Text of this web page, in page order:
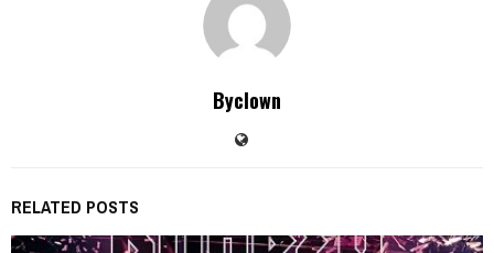
Byclown
RELATED POSTS